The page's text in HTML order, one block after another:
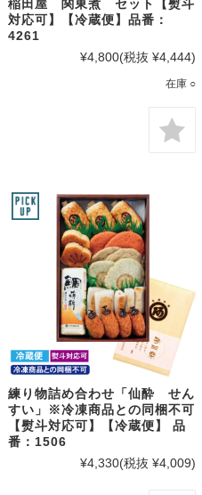
稲田屋 関東煮 セット【熨斗
対応可】【冷蔵便】品番：
4261
¥4,800(税抜 ¥4,444)
在庫 ○
練り物詰め合わせ「仙酔 せん
すい」※冷凍商品との同梱不可
【熨斗対応可】【冷蔵便】 品
番：1506
¥4,330(税抜 ¥4,009)